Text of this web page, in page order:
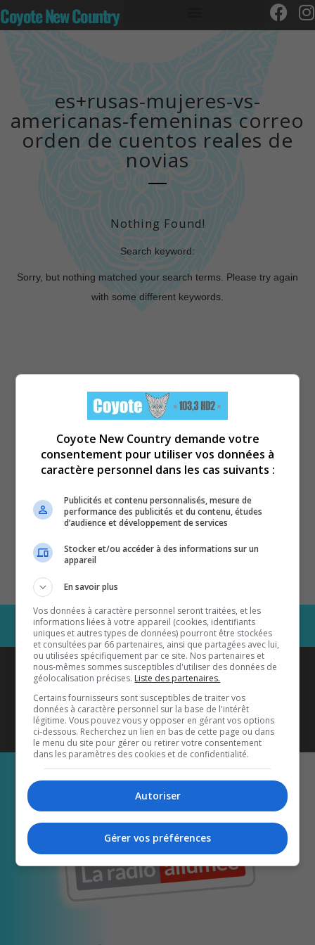
Coyote New Country
es+rusas-mujeres-vs-
americanas-femeninas correo
orden de cuentos reales de
novias
Nothing Found!
Search keyword:
Sorry, but nothing matched your search terms. Please try again
with some different keywords.
Coyote New Countryest diffusé
également sur1033 HD2
Écoutez-nous aussi sur…
Coyote New Country demande votre
consentement pour utiliser vos données à
caractère personnel dans les cas suivants :
Publicités et contenu personnalisés, mesure de
performance des publicités et du contenu, études
d’audience et développement de services
Stocker et/ou accéder à des informations sur un
appareil
En savoir plus
Vos données à caractère personnel seront traitées, et les
informations liées à votre appareil (cookies, identifiants
uniques et autres types de données) pourront être stockées
et consultées par 66 partenaires, ainsi que partagées avec lui,
ou utilisées spécifiquement par ce site. Nos partenaires et
nous-mêmes sommes susceptibles d'utiliser des données de
géolocalisation précises. Liste des partenaires.
Certains fournisseurs sont susceptibles de traiter vos
données à caractère personnel sur la base de l'intérêt
légitime. Vous pouvez vous y opposer en gérant vos options
ci-dessous. Recherchez un lien en bas de cette page ou dans
le menu du site pour gérer ou retirer votre consentement
dans les paramètres des cookies et de confidentialité.
Autoriser
Gérer vos préférences